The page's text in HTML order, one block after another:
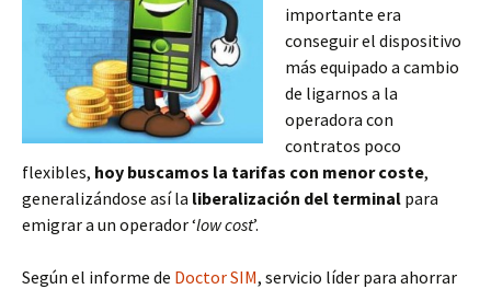
importante era
conseguir el dispositivo
más equipado a cambio
de ligarnos a la
operadora con
contratos poco
flexibles, hoy buscamos la tarifas con menor coste,
generalizándose así la liberalización del terminal para
emigrar a un operador ‘low cost’.
Según el informe de Doctor SIM, servicio líder para ahorrar